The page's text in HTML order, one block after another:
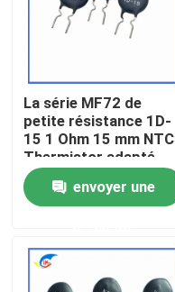
À propos de nous
Contrôle de la qualité
Nous contacter
Nouvelles
La série MF72 de
petite résistance 1D-
15 1 Ohm 15 mm NTC
Thermistor adapté
pour la commutation
de l'adaptateur de
puissance
envoyer une